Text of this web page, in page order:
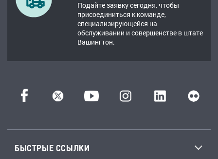
Подайте заявку сегодня, чтобы
присоединиться к команде,
специализирующейся на
обслуживании и совершенстве в штате
Вашингтон.
БЫСТРЫЕ ССЫЛКИ